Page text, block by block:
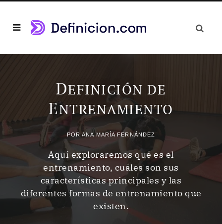
DEFINICIÓN DE
ENTRENAMIENTO
PORANA MARÍA FERNÁNDEZ
Aquí exploraremos qué es el
entrenamiento, cuáles son sus
características principales y las
diferentes formas de entrenamiento que
existen.